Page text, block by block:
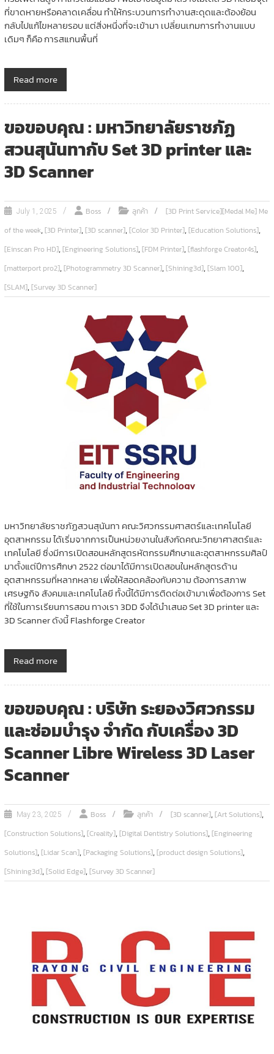
ที่ขาดหายหรือคลาดเคลื่อน ทำให้กระบวนการทำงานสะดุดและต้องย้อน
กลับไปแก้ไขหลายรอบ แต่สิ่งหนึ่งที่จะเข้ามา เปลี่ยนเกมการทำงานแบบ
เดิมๆ ก็คือ การสแกนพื้นที่
Read more
ขอขอบคุณ : มหาวิทยาลัยราชภัฏ
สวนสุนันทากับ Set 3D printer และ
3D Scanner
July 1, 2025 Boss ลูกค้า
[3D Print Service][Medal Me] Me
of the week,[3D Printer],[3D scanner],[Color 3D Printer],[Education Solutions],
[Einscan Pro HD],[Engineering Solutions],[FDM Printer],[flashforge Creator4s],
[matterport pro2],[Photogrammetry 3D Scanner],[Shining3d],[Slam 100],
[SLAM],[Survey 3D Scanner]
มหาวิทยาลัยราชภัฏสวนสุนันทา คณะวิศวกรรมศาสตร์และเทคโนโลยี
อุตสาหกรรม ได้เริ่มจากการเป็นหน่วยงานในสังกัดคณะวิทยาศาสตร์และ
เทคโนโลยี ซึ่งมีการเปิดสอนหลักสูตรหัตกรรมศึกษาและอุตสาหกรรมศิลป์
มาตั้งแต่ปีการศึกษา 2522 ต่อมาได้มีการเปิดสอนในหลักสูตรด้าน
อุตสาหกรรมที่หลากหลาย เพื่อให้สอดคล้องกับความ ต้องการสภาพ
เศรษฐกิจ สังคมและเทคโนโลยี ทั้งนี้ได้มีการติดต่อเข้ามาเพื่อต้องการ Set
ที่ใช้ในการเรียนการสอน ทางเรา 3DD จึงได้นำเสนอ Set 3D printer และ
3D Scanner ดังนี้ Flashforge Creator
Read more
ขอขอบคุณ : บริษัท ระยองวิศวกรรม
และซ่อมบำรุง จำกัด กับเครื่อง 3D
Scanner Libre Wireless 3D Laser
Scanner
May 23, 2025 Boss ลูกค้า [3D scanner],[Art Solutions],
[Construction Solutions],[Creality],[Digital Dentistry Solutions],[Engineering
Solutions],[Lidar Scan],[Packaging Solutions],[product design Solutions],
[Shining3d],[Solid Edge],[Survey 3D Scanner]